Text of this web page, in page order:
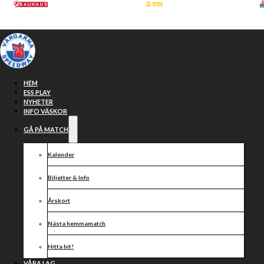
Hoppa till huvudinnehåll
HEM
ESS PLAY
NYHETER
INFO VÄSKOR
GÅ PÅ MATCH
Kalender
Biljetter & Info
Årskort
Nästa hemmamatch
Hitta hit!